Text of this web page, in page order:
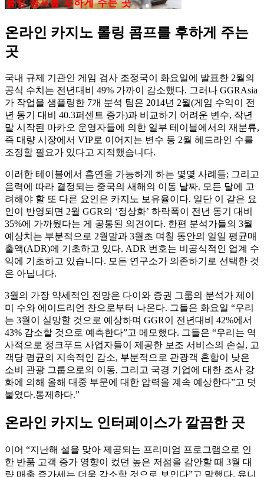
온라인 카지노 롤링 콤프를 후하게 주는
곳
국내 규제 기관인 게임 검사 조정국이 화요일에 발표한 2월의
공식 수치는 전년대비 49% 가까이 감소했다. 그러나 GGRAsia
가 작업을 샘플링한 7개 분석 팀은 2014년 2월(게임 수익이 전
년 동기 대비 40.3퍼센트 증가)과 비교하기 어려운 변수, 작년
말 시작된 마카오 운영자들에 의한 일부 테이블에서의 재분류,
즉 대량 시장에서 VIP로 이어지는 변수 등 2월 헤드라인 수를
조정할 필요가 있다고 지적했습니다.
이러한 테이블에서 흡연을 가능하게 하는 몇몇 사례들; 그리고
음력에 따라 결정되는 중국의 새해의 이동 날짜. 모든 달에 고
려해야 할 또 다른 요인은 카지노 보유율이다. 일단 이 같은 요
인이 반영되면 2월 GGR의 ‘정상화’ 하락폭이 전년 동기 대비
35%에 가까웠다는 게 공통된 의견이다. 한편 분석가들의 3월
예상치는 부분적으로 2월말과 3월초 며칠 동안의 일일 평균매
출액(ADR)에 기초하고 있다. ADR 번호는 비공식적인 업계 수
익에 기초하고 있습니다. 모든 연구소가 의존하기로 선택한 것
은 아닙니다.
3월의 가장 약세적인 전망은 다이와 증권 그룹의 분석가 제이
미 수와 에이드리언 찬으로부터 나온다. 그들은 화요일 “우리
는 3월이 실망할 것으로 예상하며 GGR이 전년대비 42%에서
43% 감소할 것으로 예측한다”고 메모했다. 그들은 “우리는 역
사적으로 정크푸드 사업자들이 제공한 보조 서비스의 손실, 고
객당 평균의 지속적인 감소, 부분적으로 관광객 혼합이 낮은
소비 관광 그룹으로의 이동, 그리고 국경 기업에 대한 조사 강
화에 의해 올해 대중 부문에 대한 압력을 계속 예상한다”고 덧
붙였다.통제하다.”
온라인 카지노 인터페이스가 깔끔한 곳
이어 “지난해 설을 맞아 제공되는 프리미엄 프로그램으로 인
한 반품 고객 증가 영향이 컸던 높은 저점을 감안할 때 3월 대
량 매출 증가세는 더욱 감소할 것으로 보인다”고 말했다. 유니